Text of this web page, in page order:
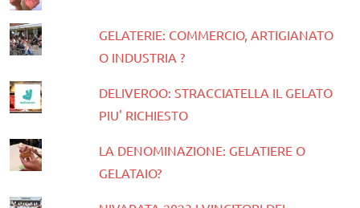
GELATERIE: COMMERCIO, ARTIGIANATO
O INDUSTRIA ?
DELIVEROO: STRACCIATELLA IL GELATO
PIU' RICHIESTO
LA DENOMINAZIONE: GELATIERE O
GELATAIO?